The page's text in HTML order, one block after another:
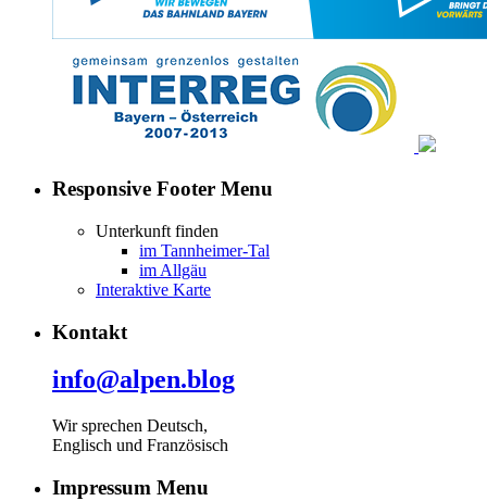
Responsive Footer Menu
Unterkunft finden
im Tannheimer-Tal
im Allgäu
Interaktive Karte
Kontakt
info@alpen.blog
Wir sprechen Deutsch,
Englisch und Französisch
Impressum Menu